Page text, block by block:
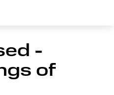
-
of